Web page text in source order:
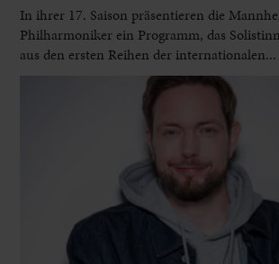
In ihrer 17. Saison präsentieren die
Philharmoniker ein Programm, das
aus den ersten Reihen der internationalen...